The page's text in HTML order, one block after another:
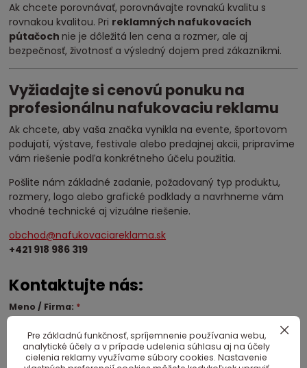
Ak chcete porovnávať, porovnávajte rovnakú kvalitu s
rovnakou kvalitou. Pri reklamných nafukovacích
pútačochnie je dôležitá len cena a rozmer, ale aj
bezpečnosť, životnosť a výsledný dojem pred zákazníkmi.
Vyžiadajte si cenovú ponuku na
profesionálnu nafukovaciu reklamu
Ak chcete, aby vaša značka vynikla na evente, športovom
podujatí, výstave, festivale alebo predajnej akcii, pripravíme
vám riešenie podľa konkrétneho účelu použitia.
Pošlite nám základné zadanie, požadovaný typ produktu,
rozmery, logo alebo grafické podklady a navrhneme vám
vhodné technické aj vizuálne riešenie.
obchod@nafukovaciareklama.sk
+421 918 986 319
Kontaktujte nás:
Meno / Firma: *
Pre základnú funkčnosť, spríjemnenie používania webu,
analytické účely a v prípade udelenia súhlasu aj na účely
cielenia reklamy využívame súbory cookies. Nastavenie